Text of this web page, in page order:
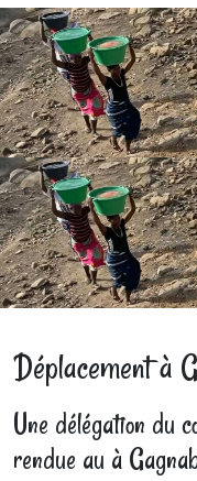
Déplacement à
Une délégation du
rendue au à